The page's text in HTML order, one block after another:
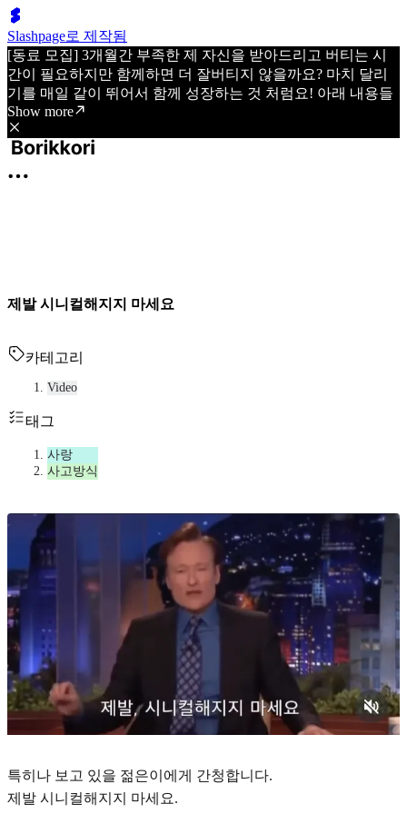
Slashpage로 제작됨
[동료 모집] 3개월간 부족한 제 자신을 받아드리고 버티는 시
간이 필요하지만 함께하면 더 잘버티지 않을까요? 마치 달리
기를 매일 같이 뛰어서 함께 성장하는 것 처럼요! 아래 내용들
Show more
제발 시니컬해지지 마세요
카테고리
Video
태그
사랑
사고방식
특히나 보고 있을 젊은이에게 간청합니다.
제발 시니컬해지지 마세요.